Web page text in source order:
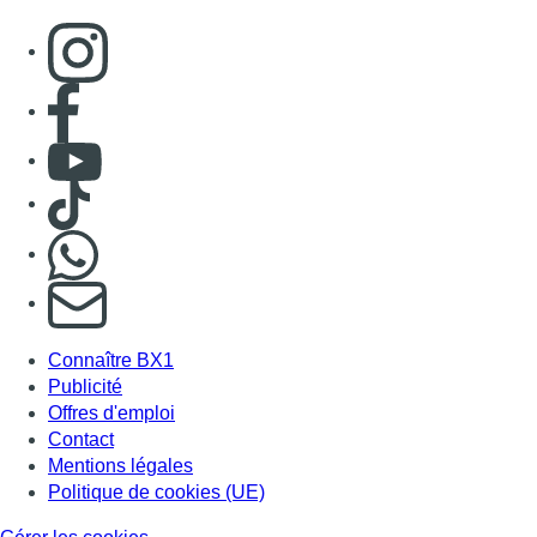
Consulter page Instagram
Consulter page Facebook
Consulter Youtube
Consulter TikTok
S'abonner à notre newsletter
Connaître BX1
Publicité
Offres d'emploi
Contact
Mentions légales
Politique de cookies (UE)